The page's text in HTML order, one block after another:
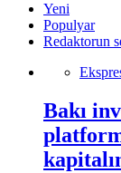
Yeni
Populyar
Redaktorun
Bakı